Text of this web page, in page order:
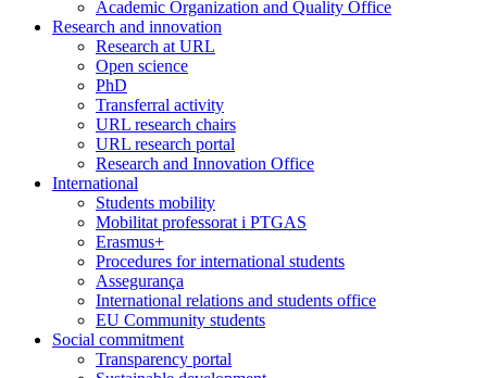
Academic Organization and Quality Office
Research and innovation
Research at URL
Open science
PhD
Transferral activity
URL research chairs
URL research portal
Research and Innovation Office
International
Students mobility
Mobilitat professorat i PTGAS
Erasmus+
Procedures for international students
Assegurança
International relations and students office
EU Community students
Social commitment
Transparency portal